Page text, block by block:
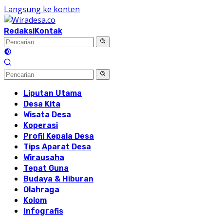
Langsung ke konten
RedaksiKontak
Liputan Utama
Desa Kita
Wisata Desa
Koperasi
Profil Kepala Desa
Tips Aparat Desa
Wirausaha
Tepat Guna
Budaya & Hiburan
Olahraga
Kolom
Infografis